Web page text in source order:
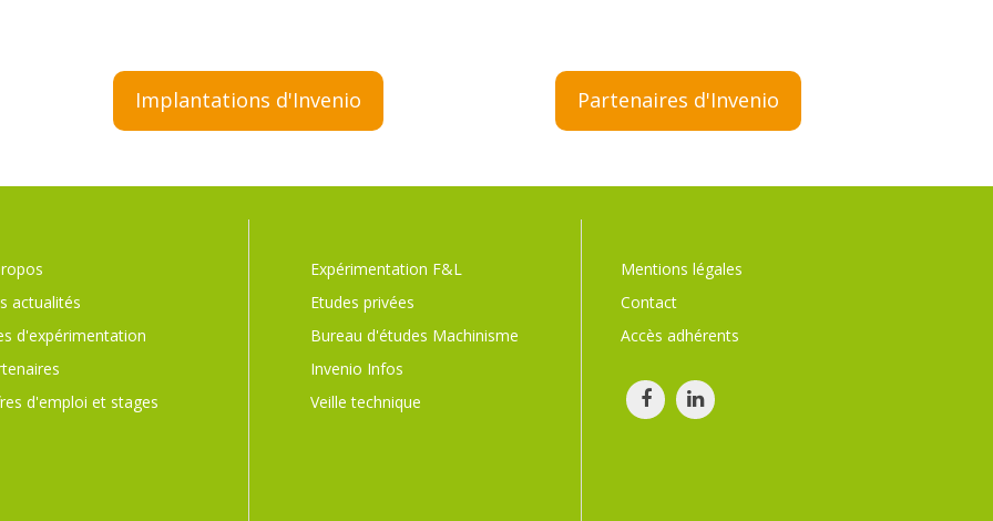
Implantations d'Invenio Partenaires d'Invenio
actualités
d'expérimentation
d'emploi et stages
Expérimentation F&L
Etudes privées
Bureau d'études Machinisme
Invenio Infos
Veille technique
Mentions légales
Contact
Accès adhérents